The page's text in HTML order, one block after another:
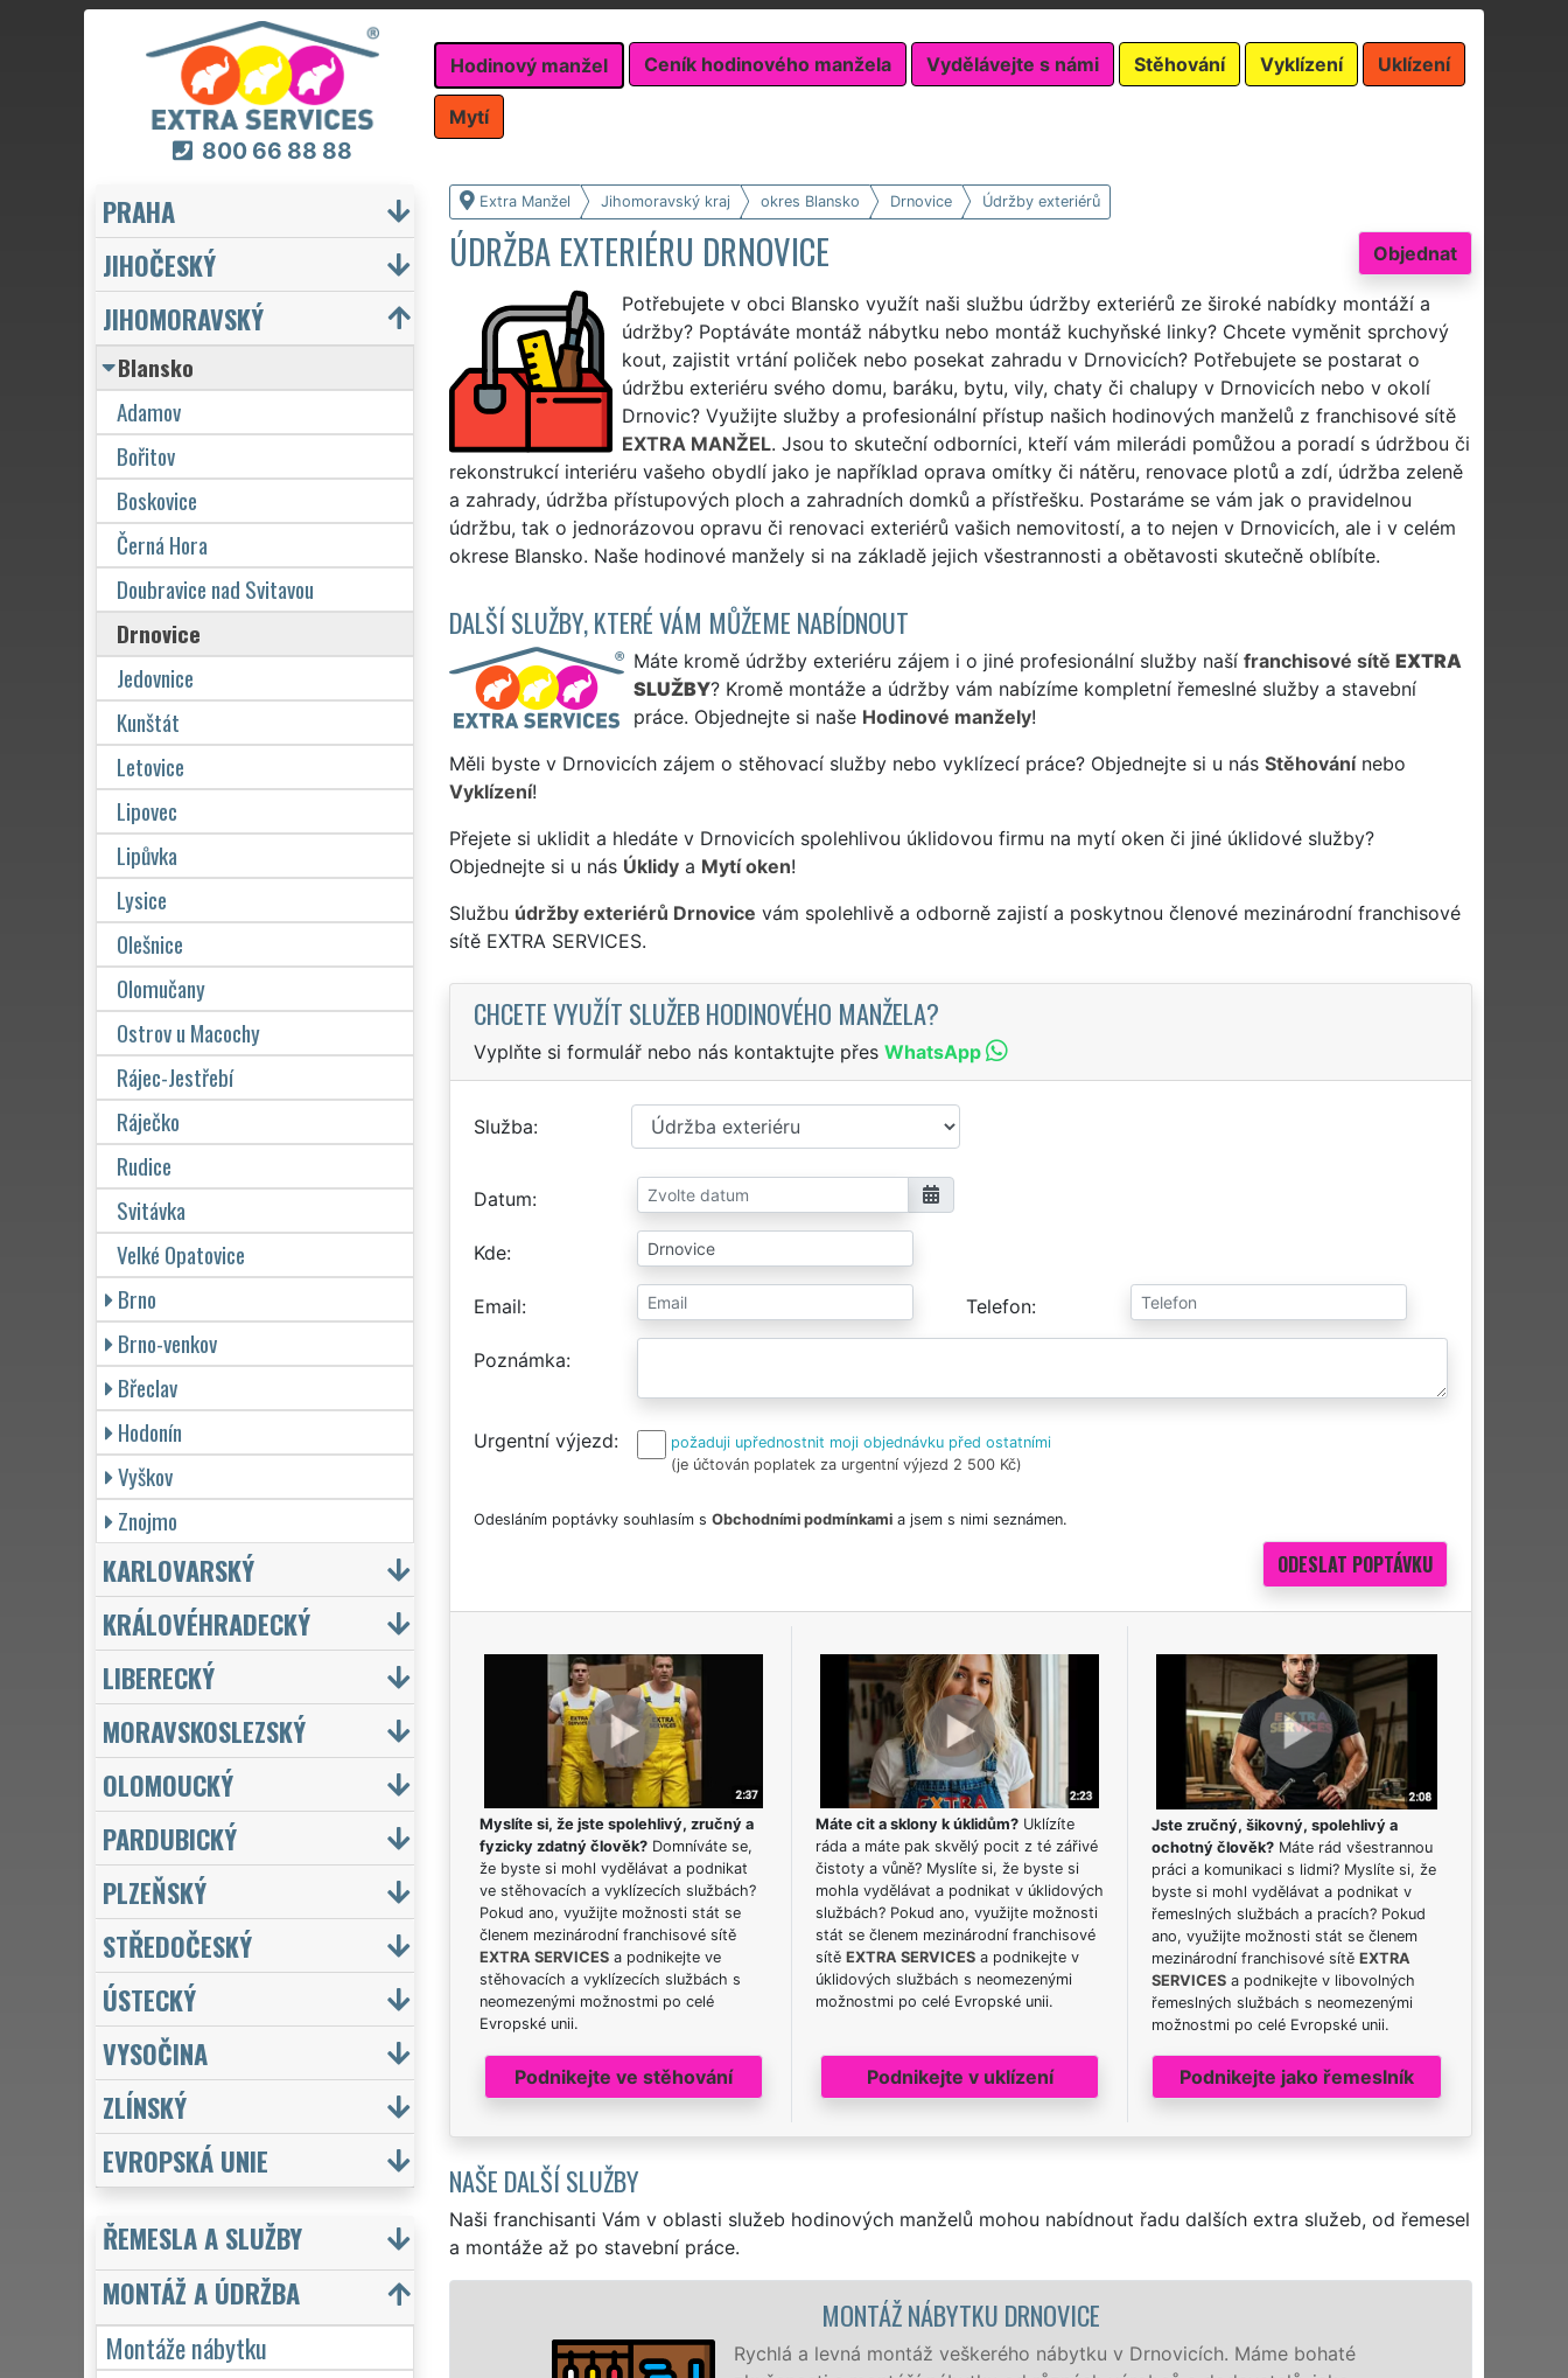
800 66 88 88
Hodinový manžel Ceník hodinového manžela Vydělávejte s námi Stěhování Vyklízení Uklízení
Mytí
Extra Manžel Jihomoravský kraj okres Blansko Drnovice Údržby exteriérů
Objednat
ÚDRŽBA EXTERIÉRU DRNOVICE
Potřebujete v obci Blansko využít naši službu údržby exteriérů ze široké nabídky montáží a
údržby? Poptáváte montáž nábytku nebo montáž kuchyňské linky? Chcete vyměnit sprchový
kout, zajistit vrtání poliček nebo posekat zahradu v Drnovicích? Potřebujete se postarat o
údržbu exteriéru svého domu, baráku, bytu, vily, chaty či chalupy v Drnovicích nebo v okolí
Drnovic? Využijte služby a profesionální přístup našich hodinových manželů z franchisové sítě
EXTRA MANŽEL. Jsou to skuteční odborníci, kteří vám milerádi pomůžou a poradí s údržbou či
rekonstrukcí interiéru vašeho obydlí jako je například oprava omítky či nátěru, renovace plotů a zdí, údržba zeleně
a zahrady, údržba přístupových ploch a zahradních domků a přístřešku. Postaráme se vám jak o pravidelnou
údržbu, tak o jednorázovou opravu či renovaci exteriérů vašich nemovitostí, a to nejen v Drnovicích, ale i v celém
okrese Blansko. Naše hodinové manžely si na základě jejich všestrannosti a obětavosti skutečně oblíbíte.
DALŠÍ SLUŽBY, KTERÉ VÁM MŮŽEME NABÍDNOUT
Máte kromě údržby exteriéru zájem i o jiné profesionální služby naší franchisové sítě EXTRA
SLUŽBY? Kromě montáže a údržby vám nabízíme kompletní řemeslné služby a stavební
práce. Objednejte si naše Hodinové manžely!
Měli byste v Drnovicích zájem o stěhovací služby nebo vyklízecí práce? Objednejte si u nás Stěhovánínebo
Vyklízení!
Přejete si uklidit a hledáte v Drnovicích spolehlivou úklidovou firmu na mytí oken či jiné úklidové služby?
Objednejte si u nás Úklidya Mytí oken!
Službu údržby exteriérů Drnovice vám spolehlivě a odborně zajistí a poskytnou členové mezinárodní franchisové
sítě EXTRA SERVICES.
CHCETE VYUŽÍT SLUŽEB HODINOVÉHO MANŽELA?
Vyplňte si formulář nebo nás kontaktujte přes WhatsApp
Služba
Datum
Kde
Email Telefon
Poznámka
Urgentní výjezd
požaduji upřednostnit moji objednávku před ostatními
(je účtován poplatek za urgentní výjezd 2 500 Kč)
Odesláním poptávky souhlasím s Obchodními podmínkamia jsem s nimi seznámen.
Myslíte si, že jste spolehlivý, zručný a
fyzicky zdatný člověk?Domníváte se,
že byste si mohl vydělávat a podnikat
ve stěhovacích a vyklízecích službách?
Pokud ano, využijte možnosti stát se
členem mezinárodní franchisové sítě
EXTRA SERVICESa podnikejte ve
stěhovacích a vyklízecích službách s
neomezenými možnostmi po celé
Evropské unii.
Podnikejte ve stěhování
Máte cit a sklony k úklidům?Uklízíte
ráda a máte pak skvělý pocit z té zářivé
čistoty a vůně? Myslíte si, že byste si
mohla vydělávat a podnikat v úklidových
službách? Pokud ano, využijte možnosti
stát se členem mezinárodní franchisové
sítě EXTRA SERVICESa podnikejte v
úklidových službách s neomezenými
možnostmi po celé Evropské unii.
Podnikejte v uklízení
Jste zručný, šikovný, spolehlivý a
ochotný člověk? Máte rád všestrannou
práci a komunikaci s lidmi? Myslíte si, že
byste si mohl vydělávat a podnikat v
řemeslných službách a pracích? Pokud
ano, využijte možnosti stát se členem
mezinárodní franchisové sítěEXTRA
SERVICES a podnikejte v libovolných
řemeslných službách s neomezenými
možnostmi po celé Evropské unii.
Podnikejte jako řemeslník
NAŠE DALŠÍ SLUŽBY
Naši franchisanti Vám v oblasti služeb hodinových manželů mohou nabídnout řadu dalších extra služeb, od řemesel
a montáže až po stavební práce.
MONTÁŽ NÁBYTKU DRNOVICE
Rychlá a levná montáž veškerého nábytku v Drnovicích. Máme bohaté
PRAHA
JIHOČESKÝ
JIHOMORAVSKÝ
Blansko
Adamov
Bořitov
Boskovice
Černá Hora
Doubravice nad Svitavou
Drnovice
Jedovnice
Kunštát
Letovice
Lipovec
Lipůvka
Lysice
Olešnice
Olomučany
Ostrov u Macochy
Rájec-Jestřebí
Ráječko
Rudice
Svitávka
Velké Opatovice
Brno
Brno-venkov
Břeclav
Hodonín
Vyškov
Znojmo
KARLOVARSKÝ
KRÁLOVÉHRADECKÝ
LIBERECKÝ
MORAVSKOSLEZSKÝ
OLOMOUCKÝ
PARDUBICKÝ
PLZEŇSKÝ
STŘEDOČESKÝ
ÚSTECKÝ
VYSOČINA
ZLÍNSKÝ
EVROPSKÁ UNIE
ŘEMESLA A SLUŽBY
MONTÁŽ A ÚDRŽBA
Montáže nábytku